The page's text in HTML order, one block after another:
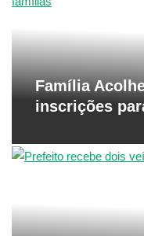
Família
inscrições